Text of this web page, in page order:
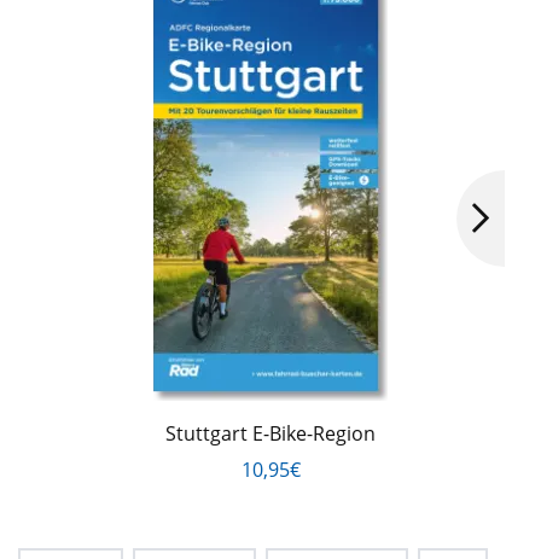
Stuttgart E-Bike-Region
10,95€